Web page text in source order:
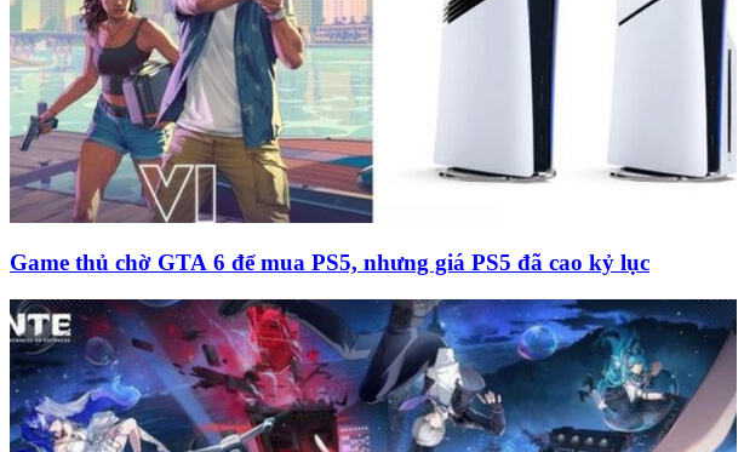
Game thủ chờ GTA 6 để mua PS5, nhưng giá PS5 đã cao kỷ lục